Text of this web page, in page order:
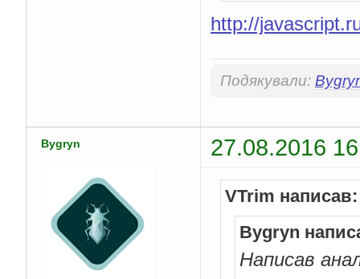
http://
Подякували:
Bygryn 27.08.2016
VTrim написав:
Bygryn
Написав